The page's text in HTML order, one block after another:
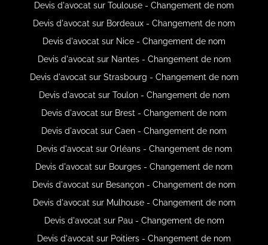
Devis d'avocat sur Toulouse - Changement de nom
Devis d'avocat sur Bordeaux - Changement de nom
Devis d'avocat sur Nice - Changement de nom
Devis d'avocat sur Nantes - Changement de nom
Devis d'avocat sur Strasbourg - Changement de nom
Devis d'avocat sur Toulon - Changement de nom
Devis d'avocat sur Brest - Changement de nom
Devis d'avocat sur Caen - Changement de nom
Devis d'avocat sur Orléans - Changement de nom
Devis d'avocat sur Bourges - Changement de nom
Devis d'avocat sur Besançon - Changement de nom
Devis d'avocat sur Mulhouse - Changement de nom
Devis d'avocat sur Pau - Changement de nom
Devis d'avocat sur Poitiers - Changement de nom